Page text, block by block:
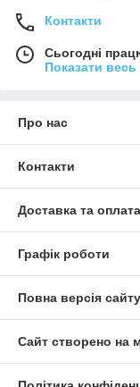
Контакти
Сьогодні
Показати
Про нас
Контакти
Доставка та оплата
Графік роботи
Повна версія сайту
Сайт створено на